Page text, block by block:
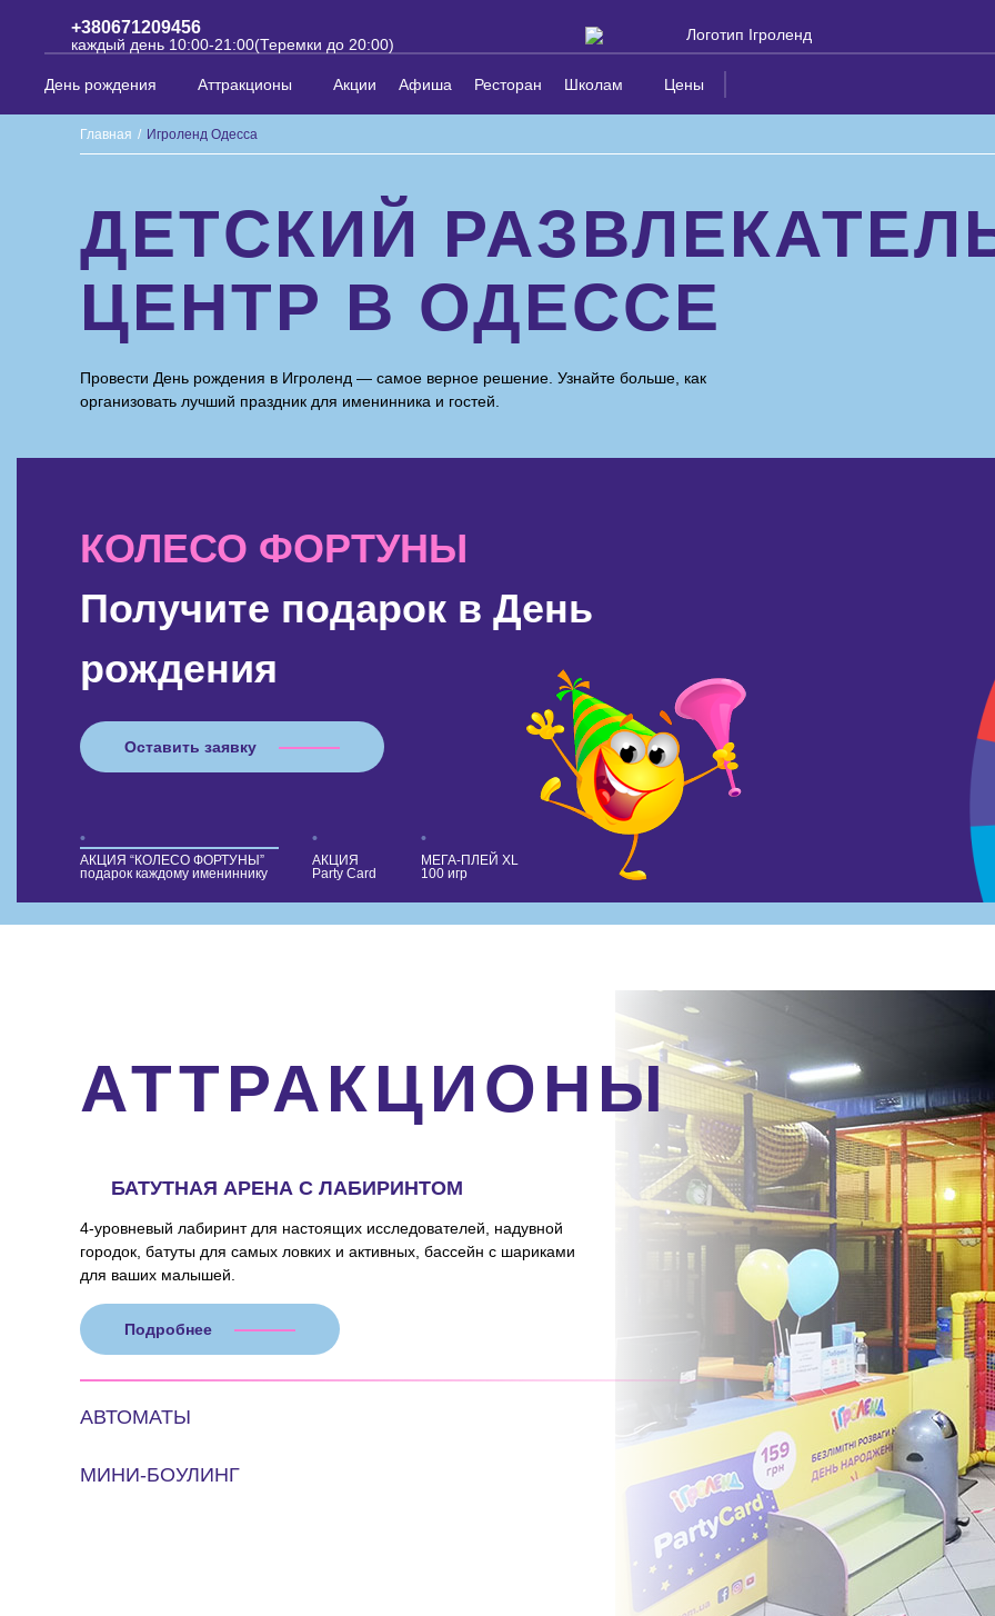
+380671209456
каждый день 10:00-21:00(Теремки до 20:00)
День рождения Аттракционы Акции Афиша Ресторан Школам Цены
Главная / Игроленд Одесса
ДЕТСКИЙ
ЦЕНТР В ОДЕССЕ
Провести День рождения в Игроленд — самое верное решение. Узнайте больше, как
организовать лучший праздник для именинника и гостей.
КОЛЕСО ФОРТУНЫ
Получите подарок в День
рождения
Оставить заявку
•
АКЦИЯ “КОЛЕСО ФОРТУНЫ”
подарок каждому имениннику
•
АКЦИЯ
Party Card
•
МЕГА-ПЛЕЙ XL
100 игр
АТТРАКЦИОНЫ
БАТУТНАЯ АРЕНА С ЛАБИРИНТОМ
4-уровневый лабиринт для настоящих исследователей, надувной
городок, батуты для самых ловких и активных, бассейн с шариками
для ваших малышей.
Подробнее
АВТОМАТЫ
МИНИ-БОУЛИНГ